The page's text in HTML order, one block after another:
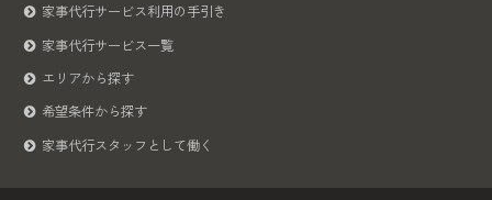
家事代行サービス利用の手引き
家事代行サービス一覧
エリアから探す
希望条件から探す
家事代行スタッフとして働く